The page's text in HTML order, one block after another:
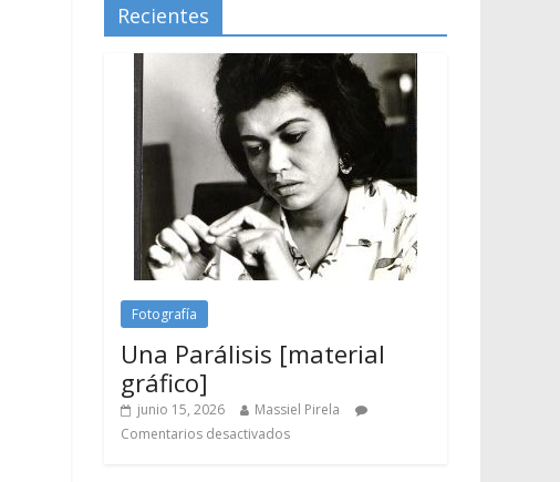
Recientes
Fotografía
Una Parálisis [material
gráfico]
junio 15, 2026
Massiel Pirela
Comentarios desactivados